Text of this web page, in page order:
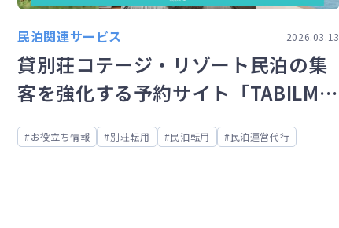
民泊関連サービス 2026.03.13
貸別荘コテージ・リゾート民泊の集
客を強化する予約サイト「TABILMO
（タビルモ）」とは？
お役立ち情報 別荘転用 民泊転用 民泊運営代行